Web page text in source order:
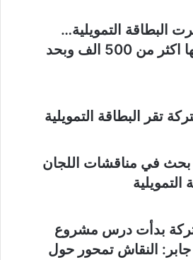
البطاقة التمويلية…
الفرزلي: يستفيد منها اكثر من 500 الف وبحد
تقر البطاقة التمويلية
بحث في مناقشات اللجان
التمويلية
بدأت درس مشروع
جابر: النقاش تمحور حول